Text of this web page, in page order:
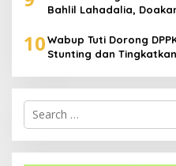
Bahlil Lahadalia,
10Wabup Tuti Dorong
Stunting dan
Search
for: